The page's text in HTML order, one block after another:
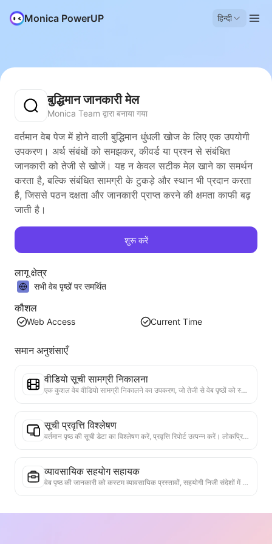
Monica PowerUP हिन्दी
बुद्धिमान जानकारी मेल
Monica Team द्वारा बनाया गया
वर्तमान वेब पेज में होने वाली बुद्धिमान धुंधली खोज के लिए एक उपयोगी
उपकरण। अर्थ संबंधों को समझकर, कीवर्ड या प्रश्न से संबंधित
जानकारी को तेजी से खोजें। यह न केवल सटीक मेल खाने का समर्थन
करता है, बल्कि संबंधित सामग्री के टुकड़े और स्थान भी प्रदान करता
है, जिससे पठन दक्षता और जानकारी प्राप्त करने की क्षमता काफी बढ़
जाती है।
शुरू करें
लागू क्षेत्र
सभी वेब पृष्ठों पर समर्थित
कौशल
Web Access Current Time
समान अनुशंसाएँ
वीडियो सूची सामग्री निकालना
एक कुशल वेब वीडियो सामग्री निकालने का उपकरण, जो तेजी से वेब पृष्ठों को स्कैन कर सकता है और वीडियो जानकारी को संरचित Markdown तालिका में व्यवस्थित कर सकता है।
सूची प्रवृत्ति विश्लेषण
वर्तमान पृष्ठ की सूची डेटा का विश्लेषण करें, प्रवृत्ति रिपोर्ट उत्पन्न करें। लोकप्रिय श्रेणियों, तेजी से बढ़ते उत्पाद प्रकारों और उभरती तकनीकों की पहचान करें। तात्कालिक बाजार अंतर्दृष्टि प्रदान करें, ताकि आप नवीनतम उत्पाद प्रवृत्तियों और बाजार के रुझानों को समझ सकें।
व्यावसायिक सहयोग सहायक
वेब पृष्ठ की जानकारी को कस्टम व्यावसायिक प्रस्तावों, सहयोगी निजी संदेशों में परिवर्तित करें, तैयार टेम्पलेट और फॉलो-अप गाइड प्रदान करें, सहयोग प्रक्रिया को सरल बनाएं।